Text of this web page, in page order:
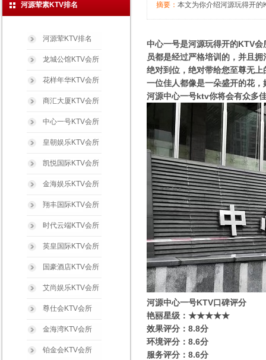
摘要： 本文为你介绍河源玩得开
中心一号是河源玩得开的KTV
员都是经过严格培训的，并且
绝对到位，绝对带给您至尊无
一位佳人都像是一朵盛开的花
河源中心一号ktv你将会有众多
河源中心一号KTV口碑评分
艳丽星级：★★★★★
效果评分：8.8分
环境评分：8.6分
服务评分：8.6分
河源荤素KTV排名
河源荤KTV排名
龙城公馆KTV会所
花样年华KTV会所
商汇大厦KTV会所
中心一号KTV会所
皇朝娱乐KTV会所
凯悦国际KTV会所
金海娱乐KTV会所
翔丰国际KTV会所
时代云端KTV会所
英皇国际KTV会所
国豪酒店KTV会所
艾尚娱乐KTV会所
尊仕会KTV会所
金海湾KTV会所
铂金会KTV会所